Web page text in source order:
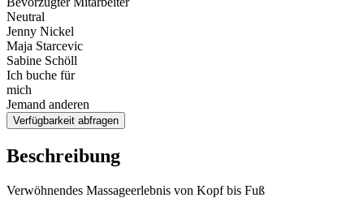
Neutral
Jenny Nickel
Maja Starcevic
Sabine Schöll
Ich buche für
mich
Jemand anderen
Verfügbarkeit abfragen
Beschreibung
Verwöhnendes Massageerlebnis von Kopf bis Fuß